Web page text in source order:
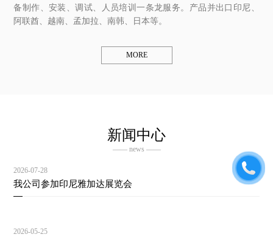
备制作、安装、调试、人员培训一条龙服务。产品并出口印尼、
阿联酋、越南、孟加拉、南韩、日本等。
MORE
新闻中心
—— news ——
2026-07-28
我公司参加印尼雅加达展览会
2026-05-25